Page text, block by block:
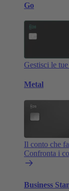
Go
Gestisci le
Metal
Il conto che
Confronta i
Business